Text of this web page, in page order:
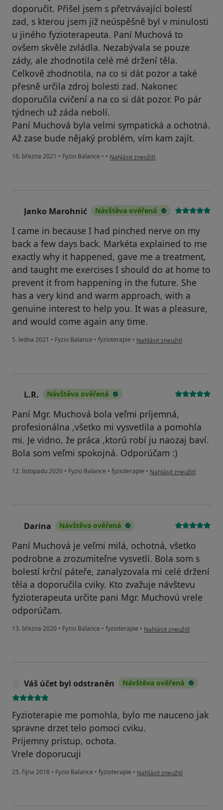
doporučit. Přišel jsem s přetrvávající bolestí
zad, s kterou jsem již neúspěšně byl v minulosti
u jiného fyzioterapeuta. Paní Muchová to
ovšem skvěle zvládla. Nezabývala se pouze
zády, ale zhodnotila celé mé držení těla.
Celkově zhodnotila, na co si dát pozor a také
přesně určila zdroj bolesti zad. Nakonec
doporučila cvičení a na co si dát pozor. Po pár
týdnech už záda nebolí.
Paní Muchová byla velmi sympatická a ochotná.
Až zase bude nějaký problém, vím kam zajít.
16. března 2021 • Fyzio Balance • • podle názoru uživatele J. K.
Nahlásit zneužití
Janko Marohnić Návštěva ověřená
I came in because I had pinched nerve on my
back a few days back. Markéta explained to me
exactly why it happened, gave me a treatment,
and taught me exercises I should do at home to
prevent it from happening in the future. She
has a very kind and warm approach, with a
genuine interest to help you. It was a pleasure,
and would come again any time.
5. ledna 2021 • Fyzio Balance • fyzioterapie • podle názoru uživatele Janko
Nahlásit zneužití
L.R. Návštěva ověřená
Paní Mgr. Muchová bola veľmi príjemná,
profesionálna ,všetko mi vysvetlila a pomohla
mi. Je vidno, že práca ,ktorú robí ju naozaj baví.
Bola som veľmi spokojná. Odporúčam :)
12. listopadu 2020 • Fyzio Balance • fyzioterapie • podle názoru uživatele L.R.
Nahlásit zneužití
Darina Návštěva ověřená
Paní Muchová je veľmi milá, ochotná, všetko
podrobne a zrozumiteľne vysvetlí. Bola som s
bolestí krční páteře, zanalyzovala mi celé držení
těla a doporučila cviky. Kto zvažuje návštevu
fyzioterapeuta určite pani Mgr. Muchovú vrele
odporúčam.
13. března 2020 • Fyzio Balance • fyzioterapie • podle názoru uživatele
Nahlásit zneužití
Váš účet byl odstraněn Návštěva ověřená
Fyzioterapie me pomohla, bylo me nauceno jak
spravne drzet telo pomoci cviku.
Prijemny pristup, ochota.
Vrele doporucuji
25. října 2018 • Fyzio Balance • fyzioterapie • podle názoru uživatele Váš
Nahlásit zneužití